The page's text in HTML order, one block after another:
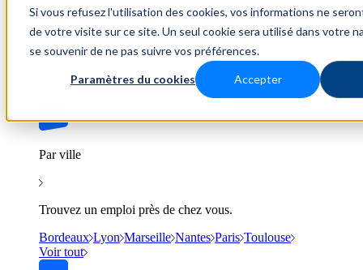
Si vous refusez l'utilisation des cookies, vos informations ne
de votre visite sur ce site. Un seul cookie sera utilisé dans votre
se souvenir de ne pas suivre vos préférences.
Paramètres du cookies Accepter
BTP Hôtellerie & Restauration Industrie & Nucléaire
Tertiaire & Ingénierie Transport &
Logistique
Par ville
Trouvez un emploi près de chez vous.
Bordeaux Lyon Marseille Nantes Paris Toulouse
Voir tout